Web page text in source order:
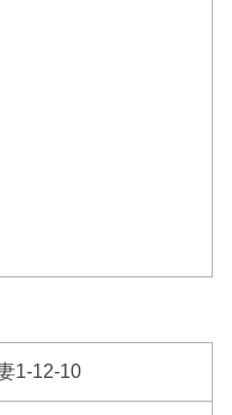
1-12-10